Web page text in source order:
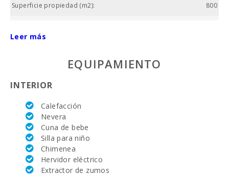
Superficie propiedad (m2): 800
Equitación Son Menut (km):
Academia de tenis Rafa Nadal (km):
Hospital de Manacor (km):
Hospital Son Espases Palma de Mallorca (km):
Mercado semanal en Porto Colom ( los martes )
(km):
Leer más
EQUIPAMIENTO
INTERIOR
Calefacción
Nevera
Cuna de bebe
Silla para niño
Chimenea
Hervidor eléctrico
Extractor de zumos